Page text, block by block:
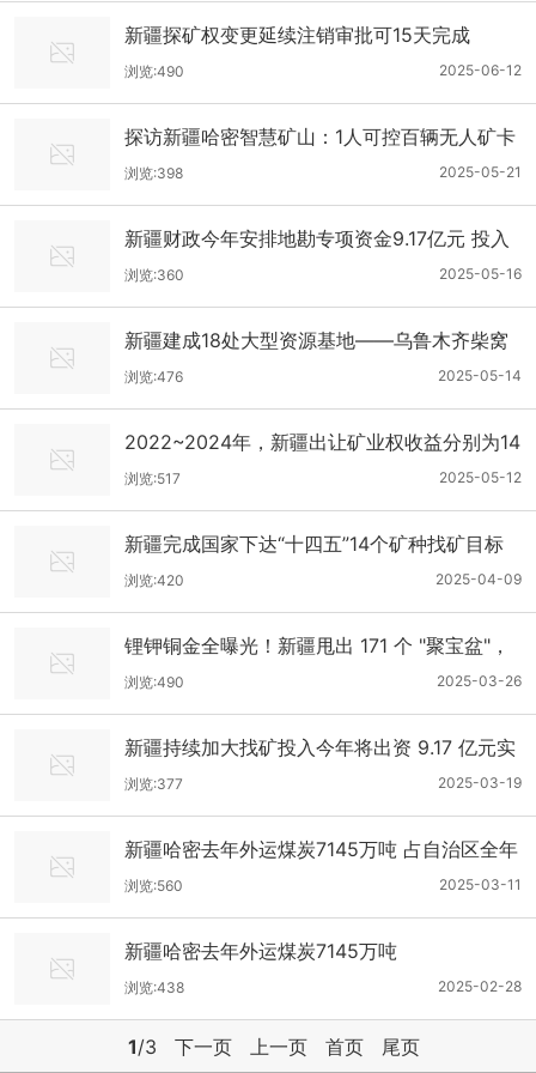
新疆探矿权变更延续注销审批可15天完成
2025-06-12
浏览:490
探访新疆哈密智慧矿山：1人可控百辆无人矿卡
2025-05-21
浏览:398
新疆财政今年安排地勘专项资金9.17亿元 投入
规模位居全国前列
2025-05-16
浏览:360
新疆建成18处大型资源基地——乌鲁木齐柴窝
堡凹陷北缘等地形成锂、金、钛铁等超大型重
大找矿成果
2025-05-14
浏览:476
2022~2024年，新疆出让矿业权收益分别为14
4.6亿元、232.6亿元和290亿元
2025-05-12
浏览:517
新疆完成国家下达“十四五”14个矿种找矿目标
2025-04-09
浏览:420
锂钾铜金全曝光！新疆甩出 171 个 "聚宝盆"，
这场千亿级投资盛宴你敢缺席？
2025-03-26
浏览:490
新疆持续加大找矿投入今年将出资 9.17 亿元实
施 181 个地质勘查项目
2025-03-19
浏览:377
新疆哈密去年外运煤炭7145万吨 占自治区全年
外运煤炭总量的50%以上
2025-03-11
浏览:560
新疆哈密去年外运煤炭7145万吨
2025-02-28
浏览:438
1/3 下一页 上一页 首页 尾页